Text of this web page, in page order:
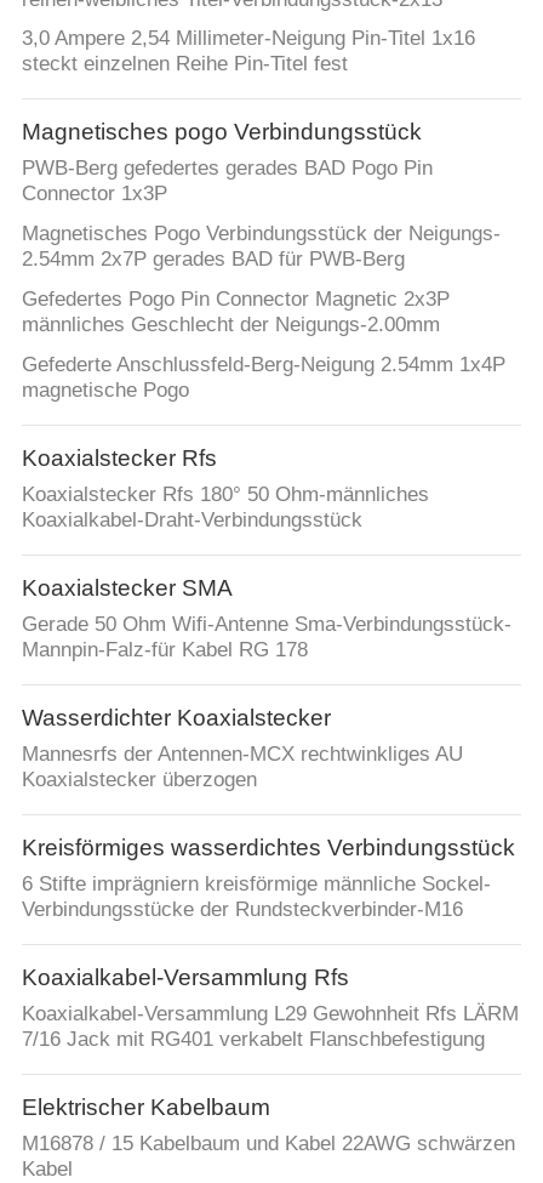
3,0 Ampere 2,54 Millimeter-Neigung Pin-Titel 1x16
steckt einzelnen Reihe Pin-Titel fest
Magnetisches pogo Verbindungsstück
PWB-Berg gefedertes gerades BAD Pogo Pin
Connector 1x3P
Magnetisches Pogo Verbindungsstück der Neigungs-
2.54mm 2x7P gerades BAD für PWB-Berg
Gefedertes Pogo Pin Connector Magnetic 2x3P
männliches Geschlecht der Neigungs-2.00mm
Gefederte Anschlussfeld-Berg-Neigung 2.54mm 1x4P
magnetische Pogo
Koaxialstecker Rfs
Koaxialstecker Rfs 180° 50 Ohm-männliches
Koaxialkabel-Draht-Verbindungsstück
Koaxialstecker SMA
Gerade 50 Ohm Wifi-Antenne Sma-Verbindungsstück-
Mannpin-Falz-für Kabel RG 178
Wasserdichter Koaxialstecker
Mannesrfs der Antennen-MCX rechtwinkliges AU
Koaxialstecker überzogen
Kreisförmiges wasserdichtes Verbindungsstück
6 Stifte imprägniern kreisförmige männliche Sockel-
Verbindungsstücke der Rundsteckverbinder-M16
Koaxialkabel-Versammlung Rfs
Koaxialkabel-Versammlung L29 Gewohnheit Rfs LÄRM
7/16 Jack mit RG401 verkabelt Flanschbefestigung
Elektrischer Kabelbaum
M16878 / 15 Kabelbaum und Kabel 22AWG schwärzen
Kabel